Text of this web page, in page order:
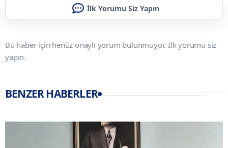
İlk Yorumu Siz Yapın
Bu haber için henüz onaylı yorum bulunmuyor. İlk yorumu siz
yapın.
BENZER HABERLER